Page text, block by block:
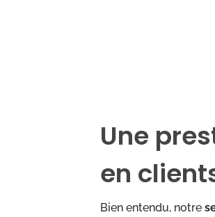
Une
en
Bien entendu, notre